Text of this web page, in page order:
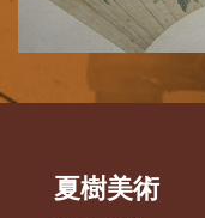
夏樹美術